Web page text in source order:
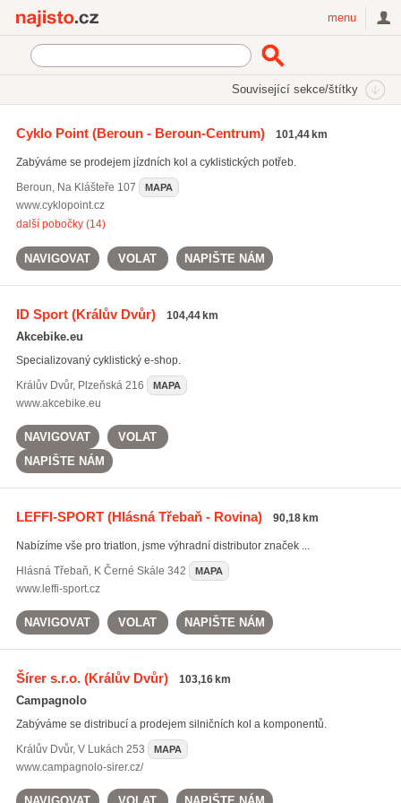
menu
Související sekce/štítky
Sportovní potřeby a vybavení
Jízdní kola a cyklistické potřeby
Cyklo Point(Beroun - Beroun-Centrum) 101,44 km
Zabýváme se prodejem jízdních kol a cyklistických potřeb.
Beroun, Na Klášteře 107 MAPA
www.cyklopoint.cz
další pobočky (14)
NAVIGOVAT VOLAT NAPIŠTE NÁM
ID Sport(Králův Dvůr) 104,44 km
Akcebike.eu
Specializovaný cyklistický e-shop.
Králův Dvůr, Plzeňská 216 MAPA
www.akcebike.eu
NAVIGOVAT
VOLAT
NAPIŠTE NÁM
LEFFI-SPORT(Hlásná Třebaň - Rovina) 90,18 km
Nabízíme vše pro triatlon, jsme výhradní distributor značek ...
Hlásná Třebaň, K Černé Skále 342 MAPA
www.leffi-sport.cz
NAVIGOVAT VOLAT NAPIŠTE NÁM
Šírer s.r.o.(Králův Dvůr) 103,16 km
Campagnolo
Zabýváme se distribucí a prodejem silničních kol a komponentů.
Králův Dvůr, V Lukách 253 MAPA
www.campagnolo-sirer.cz/